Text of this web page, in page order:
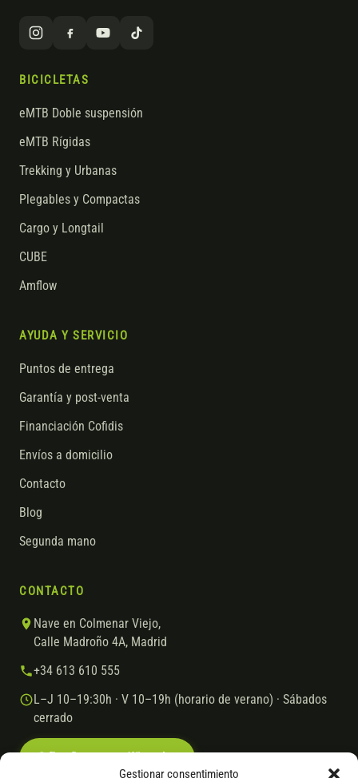
Gestionar consentimiento
BICICLETAS
eMTB Doble suspensión
eMTB Rígidas
Trekking y Urbanas
Plegables y Compactas
Cargo y Longtail
CUBE
Amflow
AYUDA Y SERVICIO
Puntos de entrega
Garantía y post-venta
Financiación Cofidis
Envíos a domicilio
Contacto
Blog
Segunda mano
CONTACTO
Nave en Colmenar Viejo,
Calle Madroño 4A, Madrid
+34 613 610 555
L–J 10–19:30h · V 10–19h (horario de verano) · Sábados
cerrado